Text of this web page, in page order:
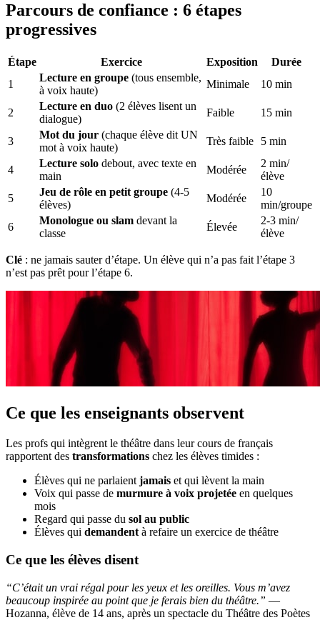
Parcours de confiance : 6 étapes
progressives
Étape Exercice Exposition
Durée
1
Lecture en groupe (tous ensemble,
à voix haute)
Minimale 10 min
2
Lecture en duo (2 élèves lisent un
dialogue)
Faible 15 min
3
Mot du jour (chaque élève dit UN
mot à voix haute)
Très faible 5 min
4
Lecture solo debout, avec texte en
main
Modérée
2 min/
élève
5
Jeu de rôle en petit groupe (4-5
élèves)
Modérée
10
min/groupe
6
Monologue ou slam devant la
classe
Élevée
2-3 min/
élève
Clé : ne jamais sauter d’étape. Un élève qui n’a pas fait l’étape 3
n’est pas prêt pour l’étape 6.
Ce que les enseignants observent
Les profs qui intègrent le théâtre dans leur cours de français
rapportent des transformations chez les élèves timides :
Élèves qui ne parlaient jamais et qui lèvent la main
Voix qui passe de murmure à voix projetée en quelques
mois
Regard qui passe du sol au public
Élèves qui demandent à refaire un exercice de théâtre
Ce que les élèves disent
“C’était un vrai régal pour les yeux et les oreilles. Vous m’avez
beaucoup inspirée au point que je ferais bien du théâtre.” —
Hozanna, élève de 14 ans, après un spectacle du Théâtre des Poètes